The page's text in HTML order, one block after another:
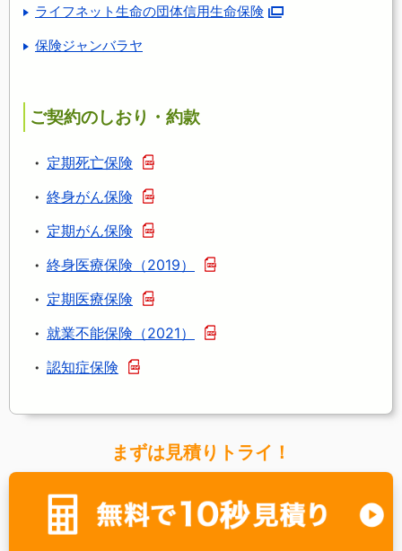
ライフネット生命の団体信用生命保険
保険ジャンバラヤ
ご契約のしおり・約款
定期死亡保険
終身がん保険
定期がん保険
終身医療保険（2019）
定期医療保険
就業不能保険（2021）
認知症保険
まずは見積りトライ！